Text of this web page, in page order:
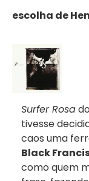
escolha de
Surfer Rosa
tivesse
caos uma
Black
como quem